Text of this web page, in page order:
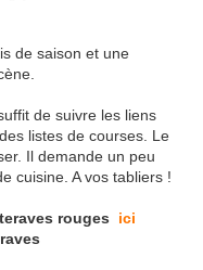
de saison et une
de suivre les liens
listes de courses. Le
Il demande un peu
cuisine. A vos tabliers !
rouges ici